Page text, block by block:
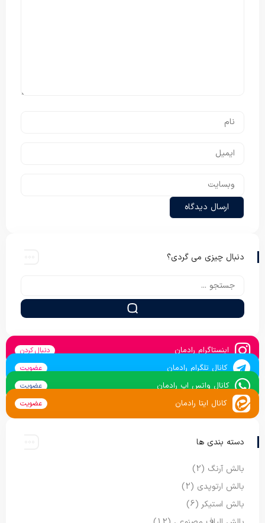
دنبال چیزی می گردی؟
اینستاگرام رادمان دنبال کردن
کانال تلگرام رادمان عضویت
کانال واتس اپ رادمان عضویت
کانال ایتا رادمان عضویت
دسته بندی ها
بالش آرنگ (2)
بالش ارتوپدی (2)
بالش استیکر (6)